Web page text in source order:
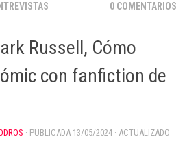
0 COMENTARIOS
Russell, Cómo
con fanfiction de
· PUBLICADA 13/05/2024 · ACTUALIZADO